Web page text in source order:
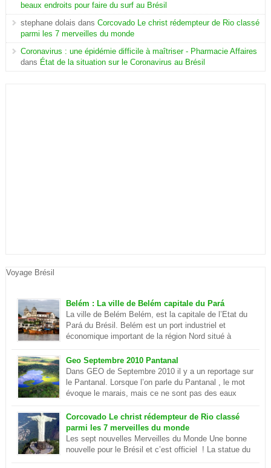
beaux endroits pour faire du surf au Brésil
stephane dolais dans Corcovado Le christ rédempteur de Rio classé
parmi les 7 merveilles du monde
Coronavirus : une épidémie difficile à maîtriser - Pharmacie Affaires
dans État de la situation sur le Coronavirus au Brésil
Voyage Brésil
Belém : La ville de Belém capitale du Pará
La ville de Belém Belém, est la capitale de l’Etat du
Pará du Brésil. Belém est un port industriel et
économique important de la région Nord situé à
Atlantique. Elle se situe sur la rivière Parà qui fait partie de
l’Amazone et elle est séparé du delta du plus […]
Geo Septembre 2010 Pantanal
Dans GEO de Septembre 2010 il y a un reportage sur
le Pantanal. Lorsque l’on parle du Pantanal , le mot
évoque le marais, mais ce ne sont pas des eaux
dans le Pantanal Le Pantanal est un paradis sur terre, c’est aussi
le plus grand delta […]
Corcovado Le christ rédempteur de Rio classé
parmi les 7 merveilles du monde
Les sept nouvelles Merveilles du Monde Une bonne
nouvelle pour le Brésil et c’est officiel ! La statue du